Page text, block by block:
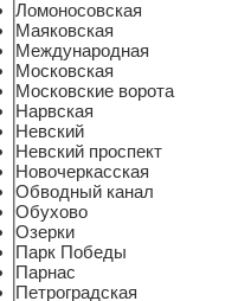
Ломоносовская
Маяковская
Международная
Московская
Московские ворота
Нарвская
Невский
Невский проспект
Новочеркасская
Обводный канал
Обухово
Озерки
Парк Победы
Парнас
Петроградская